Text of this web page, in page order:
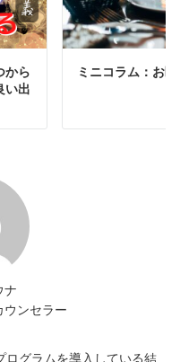
から
い出
ミニコラム：お
ウンセラー
ログラムを導入している結